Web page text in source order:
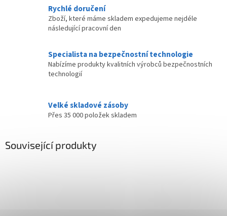
Rychlé doručení
Zboží, které máme skladem expedujeme nejdéle
následující pracovní den
Specialista na bezpečnostní technologie
Nabízíme produkty kvalitních výrobců bezpečnostních
technologií
Velké skladové zásoby
Přes 35 000 položek skladem
Související produkty